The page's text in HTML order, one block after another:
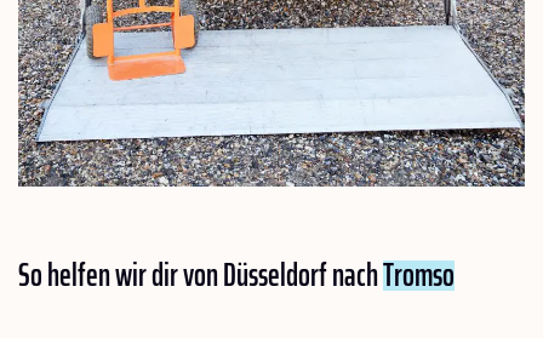
So helfen wir dir von Düsseldorf nachTromso